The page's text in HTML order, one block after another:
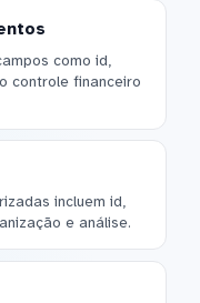
como id,
controle financeiro
incluem id,
e análise.